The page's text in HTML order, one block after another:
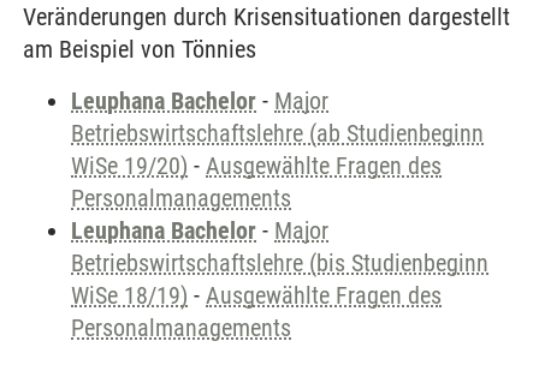
Veränderungen durch Krisensituationen dargestellt
am Beispiel von Tönnies
Leuphana Bachelor - Major
Betriebswirtschaftslehre (ab Studienbeginn
WiSe 19/20) - Ausgewählte Fragen des
Personalmanagements
Leuphana Bachelor - Major
Betriebswirtschaftslehre (bis Studienbeginn
WiSe 18/19) - Ausgewählte Fragen des
Personalmanagements